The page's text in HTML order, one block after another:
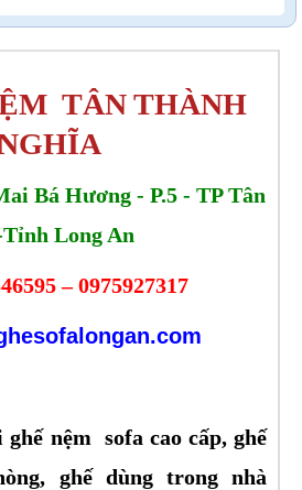
TÂN THÀNH
Bá Hương - P.5 - TP Tân
Long An
– 0975927317
nệm sofa cao cấp, ghế
ghế dùng trong nhà